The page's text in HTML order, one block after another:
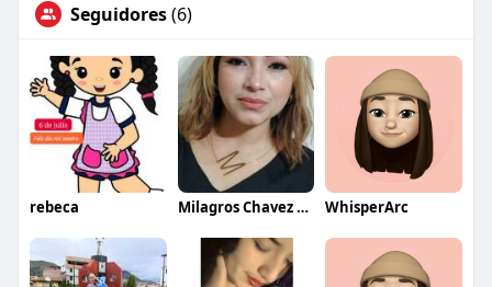
Seguidores(6)
rebeca Milagros Chavez Cipra WhisperArc